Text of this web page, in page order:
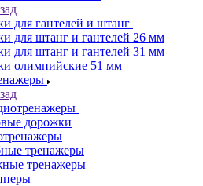
для гантелей и штанг
для штанг и гантелей 26 мм
для штанг и гантелей 31 мм
олимпийские 51 мм
дорожки
тренажеры
тренажеры